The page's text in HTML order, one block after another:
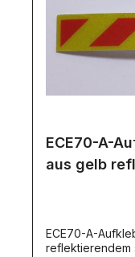
ECE70-A-
aus gelb
ECE70-A-
reflektierendem